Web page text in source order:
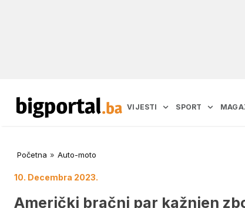
VIJESTI SPORT
Početna » Auto-moto
10. Decembra 2023.
Američki bračni par kažnjen